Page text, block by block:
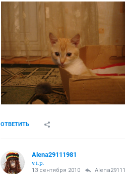
ОТВЕТИТЬ
Alena29111981
v.i.p.
13 сентября 2010